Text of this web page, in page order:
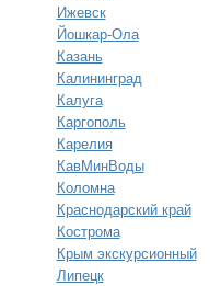
Ижевск
Йошкар-Ола
Казань
Калининград
Калуга
Каргополь
Карелия
КавМинВоды
Коломна
Краснодарский край
Кострома
Крым экскурсионный
Липецк